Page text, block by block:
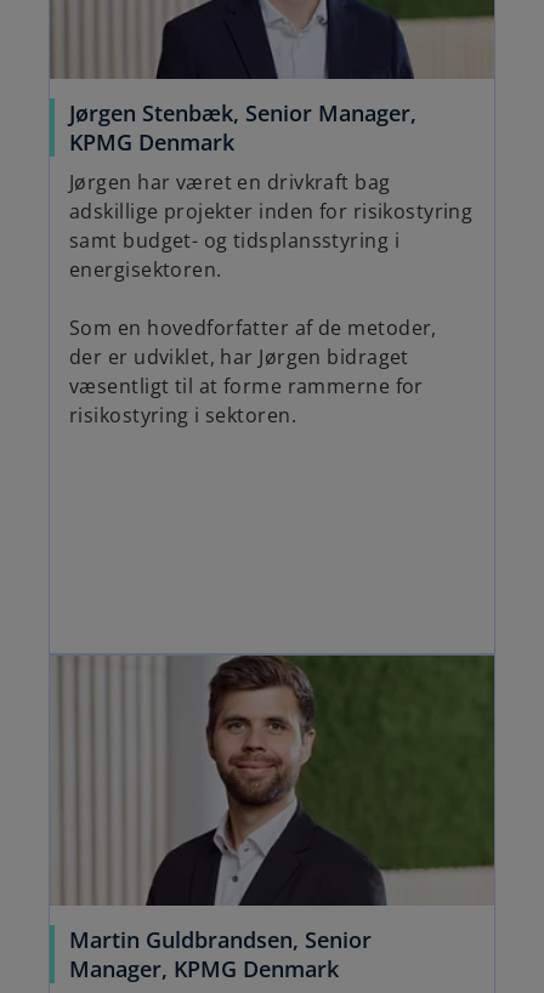
Jørgen Stenbæk, Senior Manager,
KPMG Denmark
Jørgen har været en drivkraft bag
adskillige projekter inden for risikostyring
samt budget- og tidsplansstyring i
energisektoren.
Som en hovedforfatter af de metoder,
der er udviklet, har Jørgen bidraget
væsentligt til at forme rammerne for
risikostyring i sektoren.
Martin Guldbrandsen, Senior
Manager, KPMG Denmark